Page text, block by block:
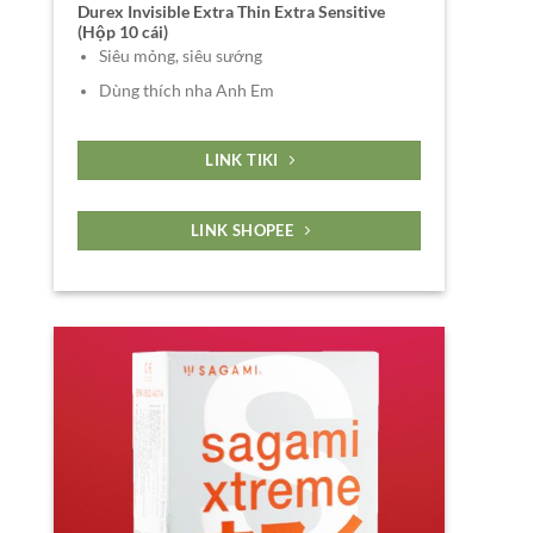
Durex Invisible Extra Thin Extra Sensitive
(Hộp 10 cái)
Siêu mỏng, siêu sướng
Dùng thích nha Anh Em
LINK TIKI
LINK SHOPEE